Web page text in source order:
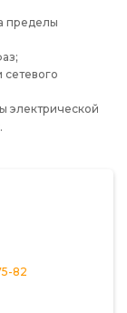
пределы
электрической
82